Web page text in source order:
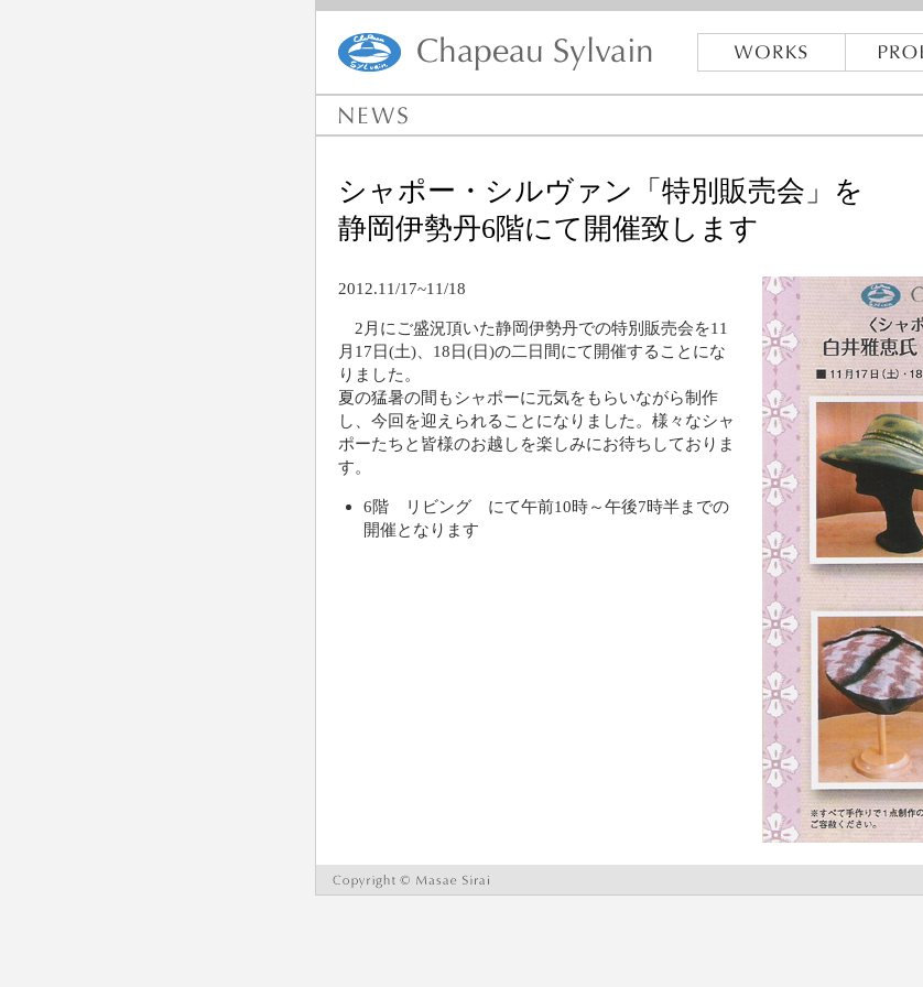
シャポー・シルヴァン「特別販売会」を
静岡伊勢丹6階にて開催致します
2012.11/17~11/18
2月にご盛況頂いた静岡伊勢丹での特別販売会を11
月17日(土)、18日(日)の二日間にて開催することにな
りました。
夏の猛暑の間もシャポーに元気をもらいながら制作
し、今回を迎えられることになりました。様々なシャ
ポーたちと皆様のお越しを楽しみにお待ちしておりま
す。
6階 リビング にて午前10時～午後7時半までの
開催となります